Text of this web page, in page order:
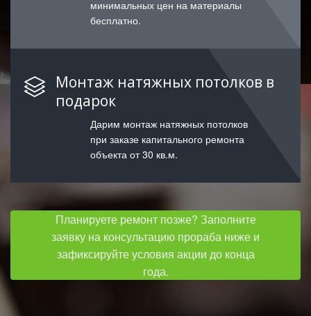
минимальных цен на материалы
бесплатно.
Монтаж натяжных потолков в
подарок
Дарим монтаж натяжных потолков
при заказе капитального ремонта
объекта от 30 кв.м.
Планируете ремонт позже? Заполните
заявку на консультацию прораба ниже и
зафиксируйте условия акции до конца
года.